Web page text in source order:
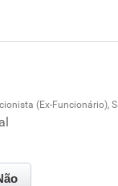
(Ex-Funcionário),